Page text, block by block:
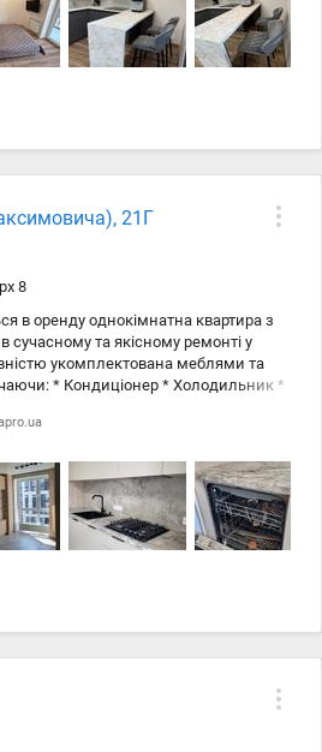
#128222; Оперативний
21Г
8
в оренду однокімнатна квартира з
сучасному та якісному ремонті у
укомплектована меблями та
* Кондиціонер * Холодильник *
обладнана панорамними вікнами,
комфортний диван та двоспальне
інфраструктура: зупинки
магазини, школа, дитячий садок,